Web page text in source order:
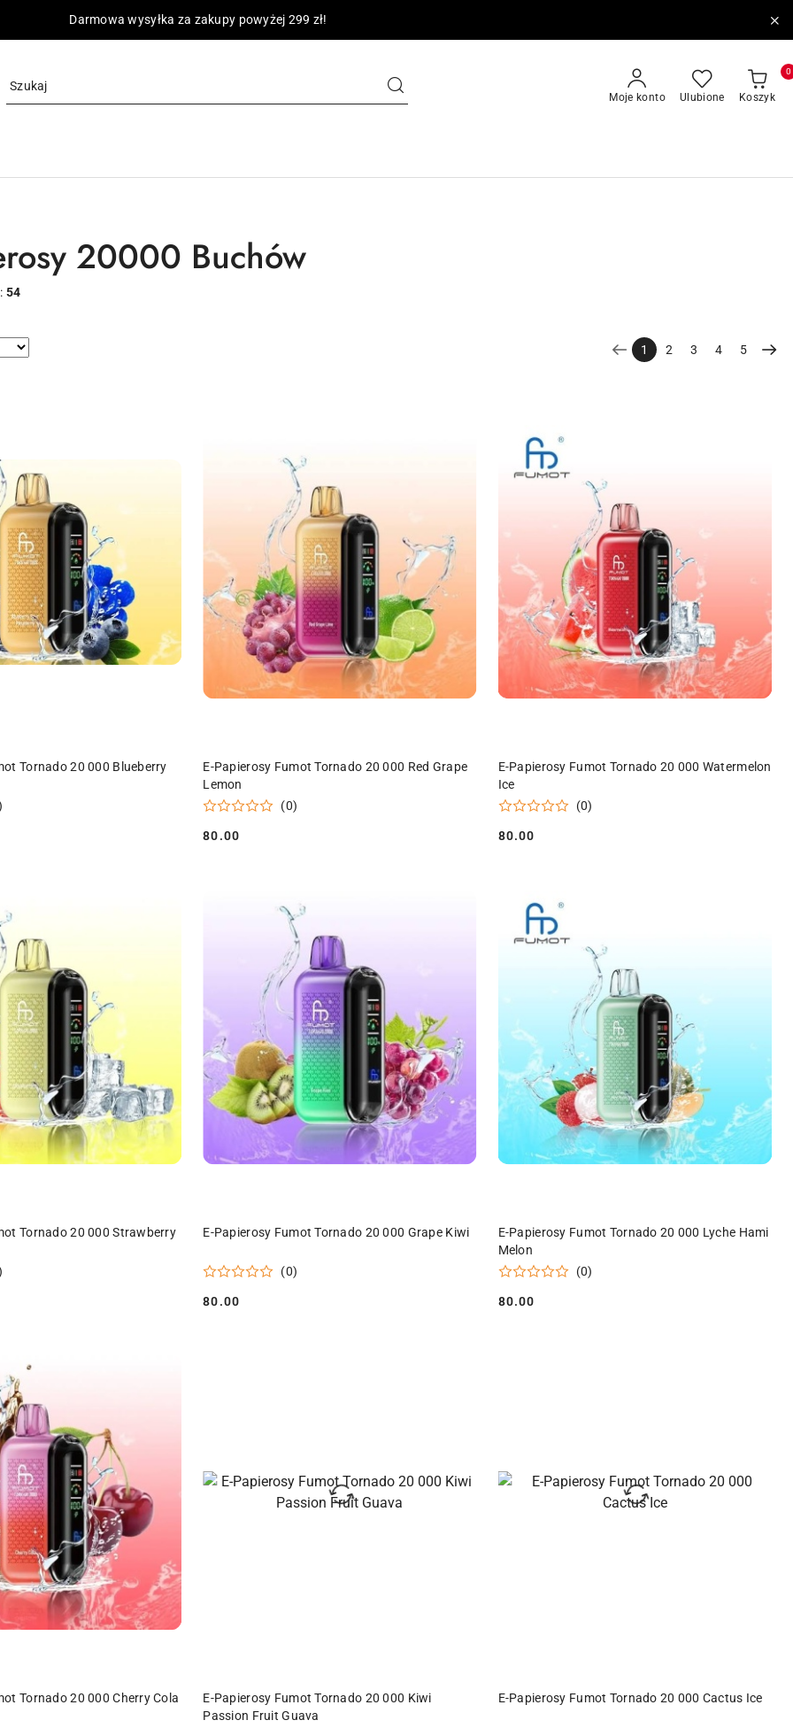
Darmowa wysyłka za zakupy powyżej 299 zł!
Moje konto Ulubione Koszyk
0
20000 Buchów
54
1 2 3 4 5
Tornado 20 000 Blueberry
DO KOSZYKA
E-Papierosy Fumot Tornado 20 000 Red Grape
Lemon
(0)
Cena:
80.00
DO KOSZYKA
E-Papierosy Fumot Tornado 20 000 Watermelon
Ice
(0)
Cena:
80.00
DO KOSZYKA
Tornado 20 000 Strawberry
DO KOSZYKA
E-Papierosy Fumot Tornado 20 000 Grape Kiwi
(0)
Cena:
80.00
DO KOSZYKA
E-Papierosy Fumot Tornado 20 000 Lyche Hami
Melon
(0)
Cena:
80.00
DO KOSZYKA
Tornado 20 000 Cherry Cola
DO KOSZYKA
E-Papierosy Fumot Tornado 20 000 Kiwi
Passion Fruit Guava
DO KOSZYKA
E-Papierosy Fumot Tornado 20 000 Cactus Ice
DO KOSZYKA